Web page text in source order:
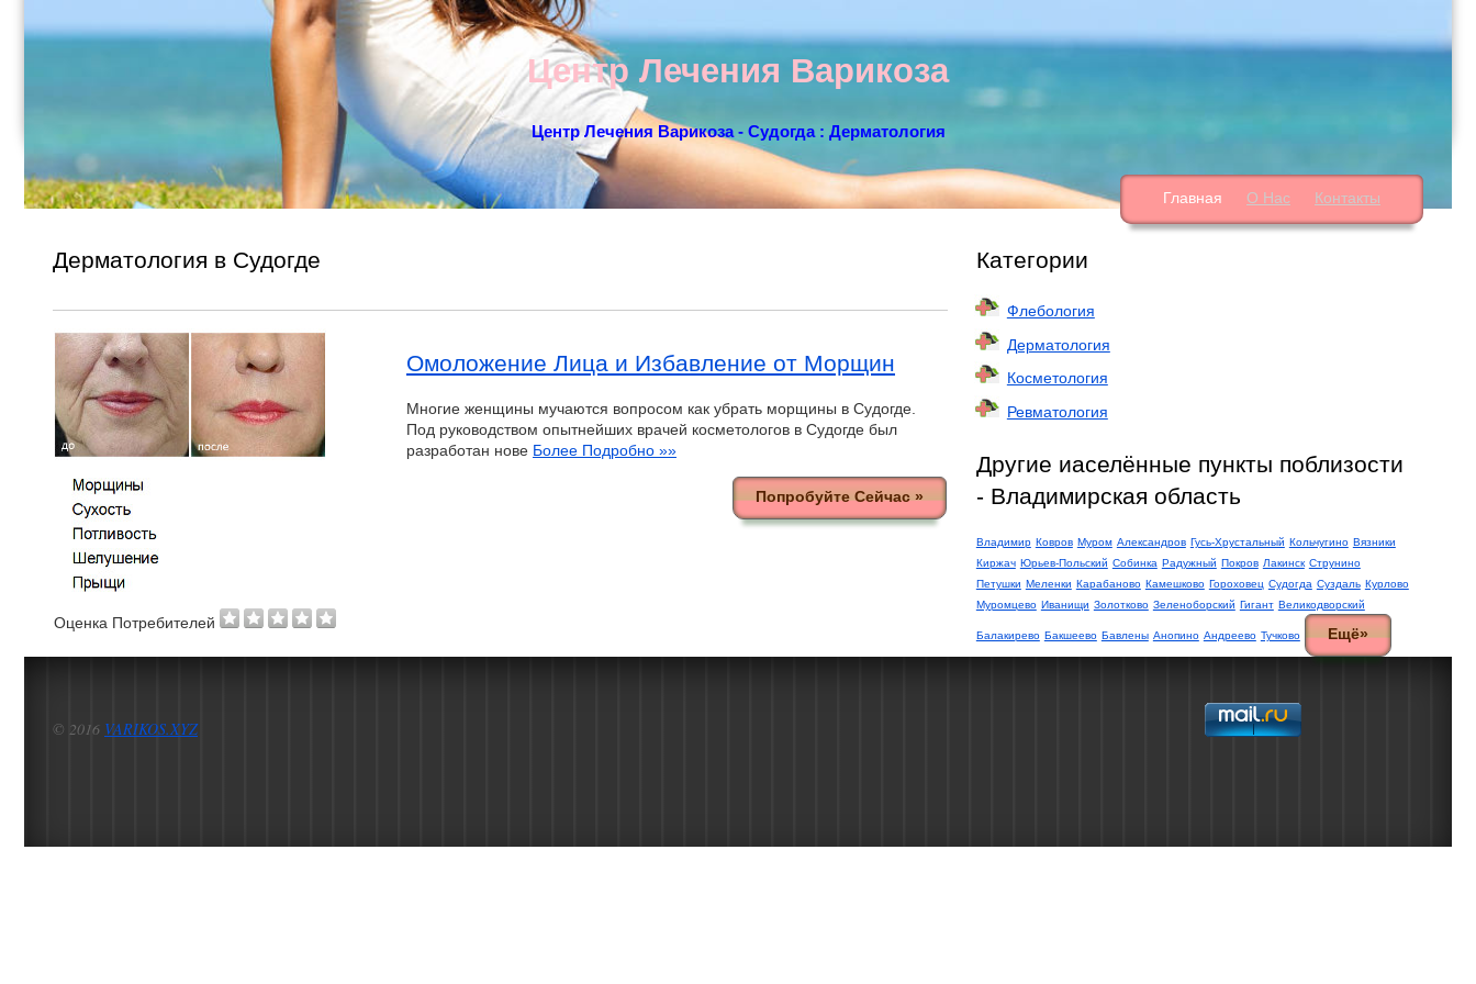
Центр Лечения Варикоза
Центр Лечения Варикоза - Судогда : Дерматология
Главная О Нас Контакты
Дерматология в Судогде
Оценка Потребителей
Омоложение Лица и Избавление от Морщин
Многие женщины мучаются вопросом как убрать морщины в Судогде.
Под руководством опытнейших врачей косметологов в Судогде был
разработан нове Более Подробно »»
Попробуйте Сейчас »
Категории
Флебология
Дерматология
Косметология
Ревматология
Другие иаселённые пункты поблизости
- Владимирская область
Владимир Ковров Муром Александров Гусь-Хрустальный Кольчугино Вязники
Киржач Юрьев-Польский Собинка Радужный Покров Лакинск Струнино
Петушки Меленки Карабаново Камешково Гороховец Судогда Суздаль Курлово
Муромцево Иванищи Золотково Зеленоборский Гигант Великодворский
Балакирево Бакшеево Бавлены Анопино Андреево Тучково Ещё»
© 2016 VARIKOS.XYZ